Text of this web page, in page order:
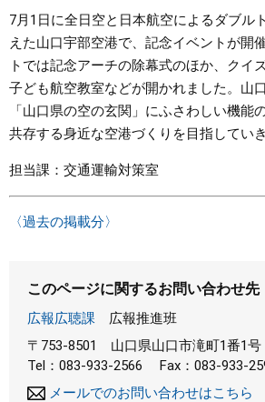
7月1日に全日空と日本航空によるダブル
えた山口宇部空港で、記念イベントが開
トでは記念アーチの除幕式のほか、クイ
子ども航空教室などが開かれました。山
「山口県の空の玄関」にふさわしい機能
共存する身近な空港づくりを目指していき
担当課：交通運輸対策室
〈過去の掲載分〉
このページに関するお問い合わせ先
広報広聴課
広報推進班
〒753-8501
山口県山口市滝町1番1号
Tel：083-933-2566
Fax：083-933-
メールでのお問い合わせはこちら